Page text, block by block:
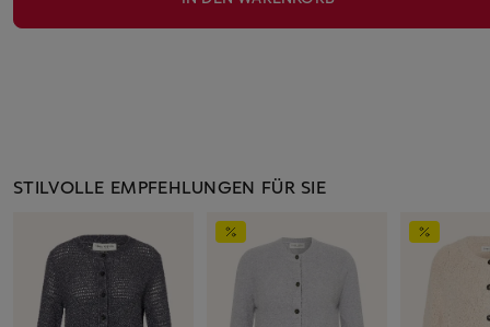
STILVOLLE EMPFEHLUNGEN FÜR SIE